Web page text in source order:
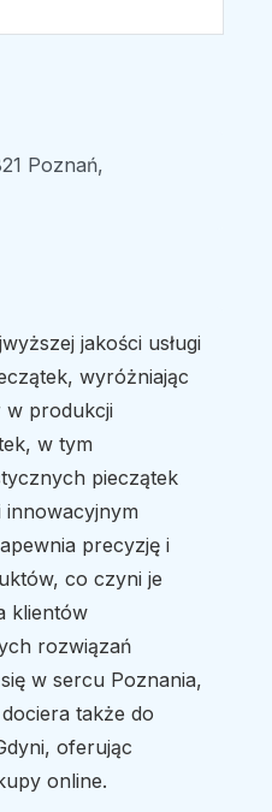
Poznań,
jakości usługi
wyróżniając
w produkcji
w tym
pieczątek
innowacyjnym
precyzję i
co czyni je
klientów
rozwiązań
w sercu Poznania,
także do
oferując
online.